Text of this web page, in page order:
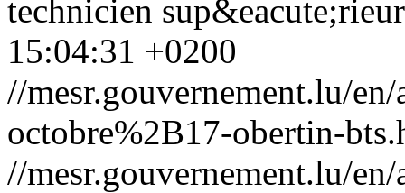
technicien
15:04:31 +0200
//mesr.gouvernement.lu/
octobre%2B17-obertin-
//mesr.gouvernement.lu/